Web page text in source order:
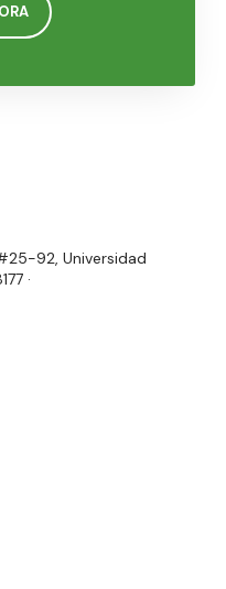
92, Universidad
·